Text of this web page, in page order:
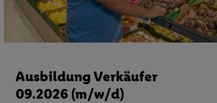
Ausbildung Verkäufer
09.2026 (m/w/d)